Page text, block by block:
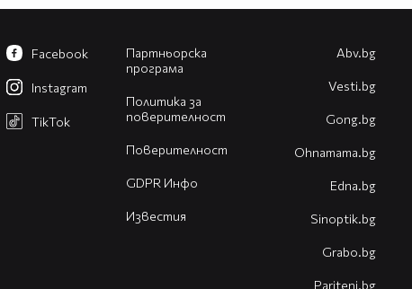
Партньорска
програма
Политика за
поверителност
Поверителност
GDPR Инфо
Известия
Facebook
Instagram
TikTok
Abv.bg
Vesti.bg
Gong.bg
Оhnamama.bg
Edna.bg
Sinoptik.bg
Grabo.bg
Pariteni.bg